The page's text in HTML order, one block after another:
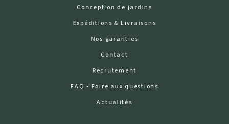
Conception de jardins
Expéditions & Livraisons
Nos garanties
Contact
Recrutement
FAQ - Foire aux questions
Actualités